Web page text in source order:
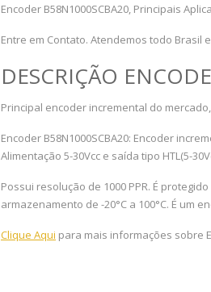
Encoder B58N1000SCBA20, Principais
Entre em Contato. Atendemos todo Brasil
DESCRIÇÃO
Principal encoder incremental do
Encoder B58N1000SCBA20: Encoder
Alimentação 5-30Vcc e saída tipo HTL(5-
Possui resolução de 1000 PPR. É
armazenamento de -20°C a 100°C. É um
Clique Aqui para mais informações sobre